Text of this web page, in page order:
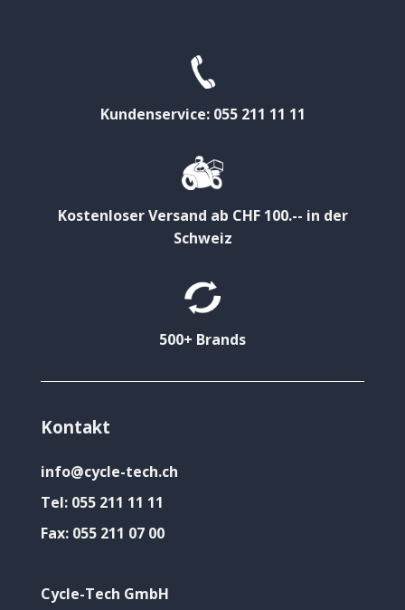
Kundenservice: 055 211 11 11
Kostenloser Versand ab CHF 100.-- in der
Schweiz
500+ Brands
Kontakt
info@cycle-tech.ch
Tel: 055 211 11 11
Fax: 055 211 07 00
Cycle-Tech GmbH